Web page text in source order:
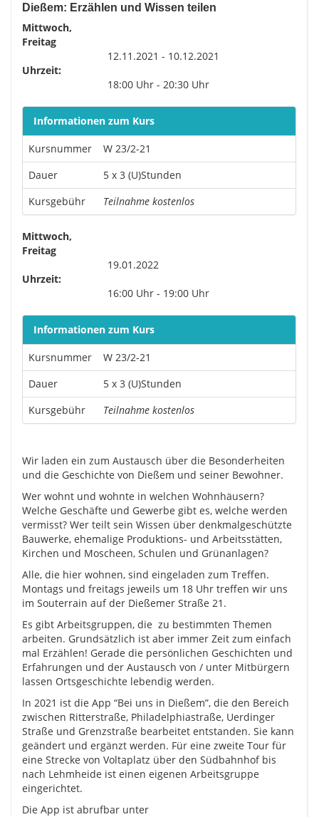
Dießem: Erzählen und Wissen teilen
Mittwoch,
Freitag
12.11.2021 - 10.12.2021
Uhrzeit:
18:00 Uhr - 20:30 Uhr
Informationen zum Kurs
Kursnummer
W 23/2-21
Dauer
5 x 3 (U)Stunden
Kursgebühr
Teilnahme kostenlos
Mittwoch,
Freitag
19.01.2022
Uhrzeit:
16:00 Uhr - 19:00 Uhr
Informationen zum Kurs
Kursnummer
W 23/2-21
Dauer
5 x 3 (U)Stunden
Kursgebühr
Teilnahme kostenlos
Wir laden ein zum Austausch über die Besonderheiten
und die Geschichte von Dießem und seiner Bewohner.
Wer wohnt und wohnte in welchen Wohnhäusern?
Welche Geschäfte und Gewerbe gibt es, welche werden
vermisst? Wer teilt sein Wissen über denkmalgeschützte
Bauwerke, ehemalige Produktions- und Arbeitsstätten,
Kirchen und Moscheen, Schulen und Grünanlagen?
Alle, die hier wohnen, sind eingeladen zum Treffen.
Montags und freitags jeweils um 18 Uhr treffen wir uns
im Souterrain auf der Dießemer Straße 21.
Es gibt Arbeitsgruppen, die zu bestimmten Themen
arbeiten. Grundsätzlich ist aber immer Zeit zum einfach
mal Erzählen! Gerade die persönlichen Geschichten und
Erfahrungen und der Austausch von / unter Mitbürgern
lassen Ortsgeschichte lebendig werden.
In 2021 ist die App “Bei uns in Dießem”, die den Bereich
zwischen Ritterstraße, Philadelphiastraße, Uerdinger
Straße und Grenzstraße bearbeitet entstanden. Sie kann
geändert und ergänzt werden. Für eine zweite Tour für
eine Strecke von Voltaplatz über den Südbahnhof bis
nach Lehmheide ist einen eigenen Arbeitsgruppe
eingerichtet.
Die App ist abrufbar unter